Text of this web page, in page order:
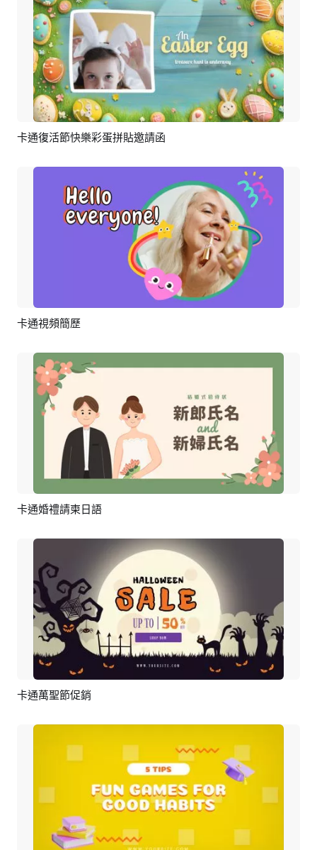
預覽
卡通復活節快樂彩蛋拼貼邀請函
卡通視頻簡歷
卡通婚禮請柬日語
卡通萬聖節促銷